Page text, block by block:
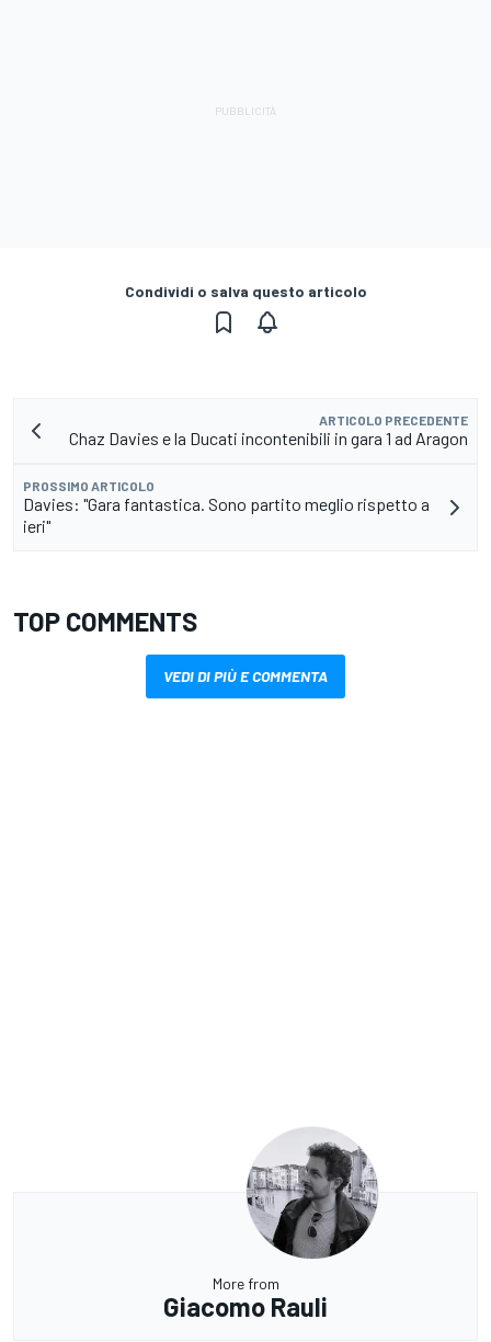
Condividi o salva questo articolo
ARTICOLO PRECEDENTE
Chaz Davies e la Ducati incontenibili in gara 1 ad Aragon
PROSSIMO ARTICOLO
Davies: "Gara fantastica. Sono partito meglio rispetto a
ieri"
TOP COMMENTS
VEDI DI PIÙ E COMMENTA
More from
Giacomo Rauli